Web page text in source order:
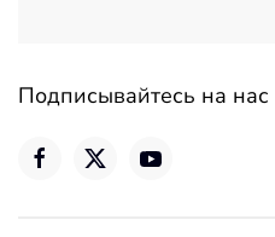
Подписывайтесь на нас